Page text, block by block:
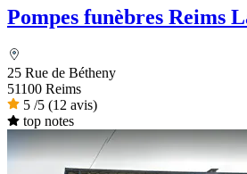
Pompes funèbres Reims
25 Rue de Bétheny
51100 Reims
5 /5 (12 avis)
top notes